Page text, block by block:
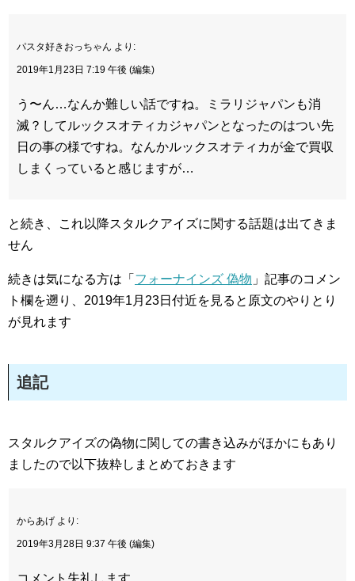
パスタ好きおっちゃん より:
2019年1月23日 7:19 午後 (編集)
う〜ん…なんか難しい話ですね。ミラリジャパンも消
滅？してルックスオティカジャパンとなったのはつい先
日の事の様ですね。なんかルックスオティカが金で買収
しまくっていると感じますが…
と続き、これ以降スタルクアイズに関する話題は出てきま
せん
続きは気になる方は「 フォーナインズ 偽物 」記事のコメン
ト欄を遡り、2019年1月23日付近を見ると原文のやりとり
が見れます
追記
スタルクアイズの偽物に関しての書き込みがほかにもあり
ましたので以下抜粋しまとめておきます
からあげ より:
2019年3月28日 9:37 午後 (編集)
コメント失礼します。